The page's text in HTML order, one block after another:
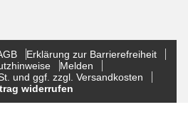
Erklärung zur Barrierefreiheit
Melden
und ggf. zzgl. Versandkosten
widerrufen